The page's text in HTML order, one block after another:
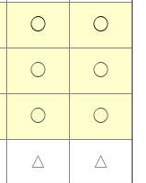
◯ ◯
◯ ◯
◯ ◯
△ △